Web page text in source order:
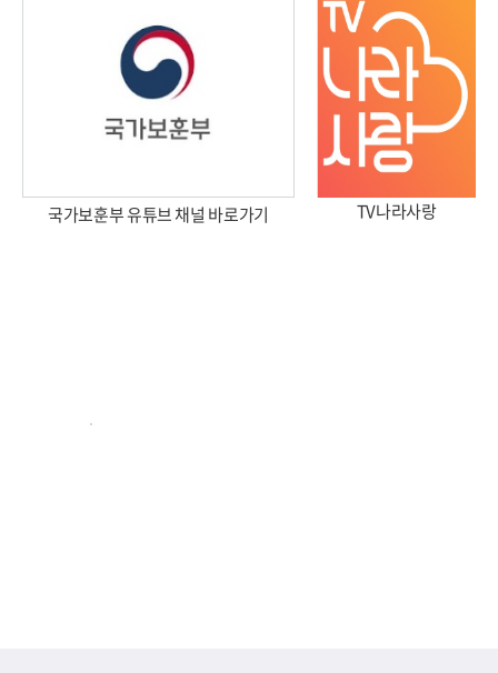
국가보훈부 유튜브 채널 바로가기 2026년 국가보훈부 업
TV나라사랑